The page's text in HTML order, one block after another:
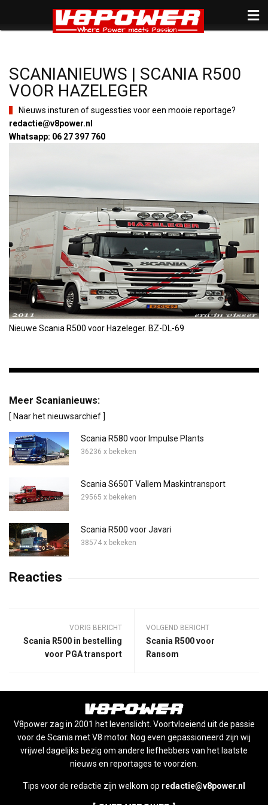
SCANIANIEUWS | SCANIA R500
VOOR HAZELEGER
Nieuws insturen of sugessties voor een mooie reportage?
redactie@v8power.nl
Whatsapp: 06 27 397 760
Nieuwe Scania R500 voor Hazeleger. BZ-DL-69
Meer Scanianieuws:
[ Naar het nieuwsarchief ]
Scania R580 voor Impulse Plants
36236 x bekeken
Scania S650T Vallem Maskintransport
29565 x bekeken
Scania R500 voor Javari
38574 x bekeken
Reacties
VORIG BERICHT
Scania R500 in bestelling
voor PGA transport
VOLGEND BERICHT
Scania R500 voor
Ransom
V8power zag in 2001 het levenslicht. Voortvloeiend uit de passie
voor de Scania met V8 motor. Nog even gepassioneerd zijn wij
vrijwel dagelijks bezig om andere liefhebbers van het laatste
nieuws en reportages te voorzien.
Tips voor de redactie zijn welkom op redactie@v8power.nl